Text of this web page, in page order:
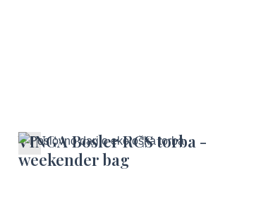
VINGA Bosler RCS torba -
weekender bag